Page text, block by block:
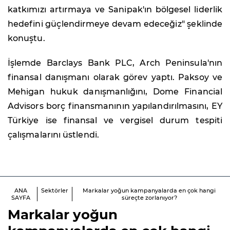
katkımızı artırmaya ve Sanipak'ın bölgesel liderlik
hedefini güçlendirmeye devam edeceğiz" şeklinde
konuştu.
İşlemde Barclays Bank PLC, Arch Peninsula'nın
finansal danışmanı olarak görev yaptı. Paksoy ve
Mehigan hukuk danışmanlığını, Dome Financial
Advisors borç finansmanının yapılandırılmasını, EY
Türkiye ise finansal ve vergisel durum tespiti
çalışmalarını üstlendi.
ANA
SAYFA
Sektörler
Markalar yoğun kampanyalarda en çok hangi
süreçte zorlanıyor?
Markalar yoğun